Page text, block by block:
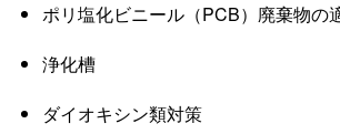
ポリ塩化ビニール（PCB）廃棄物の
浄化槽
ダイオキシン類対策